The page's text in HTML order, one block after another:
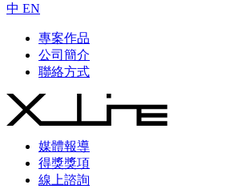
中 EN
專案作品
公司簡介
聯絡方式
媒體報導
得獎獎項
線上諮詢